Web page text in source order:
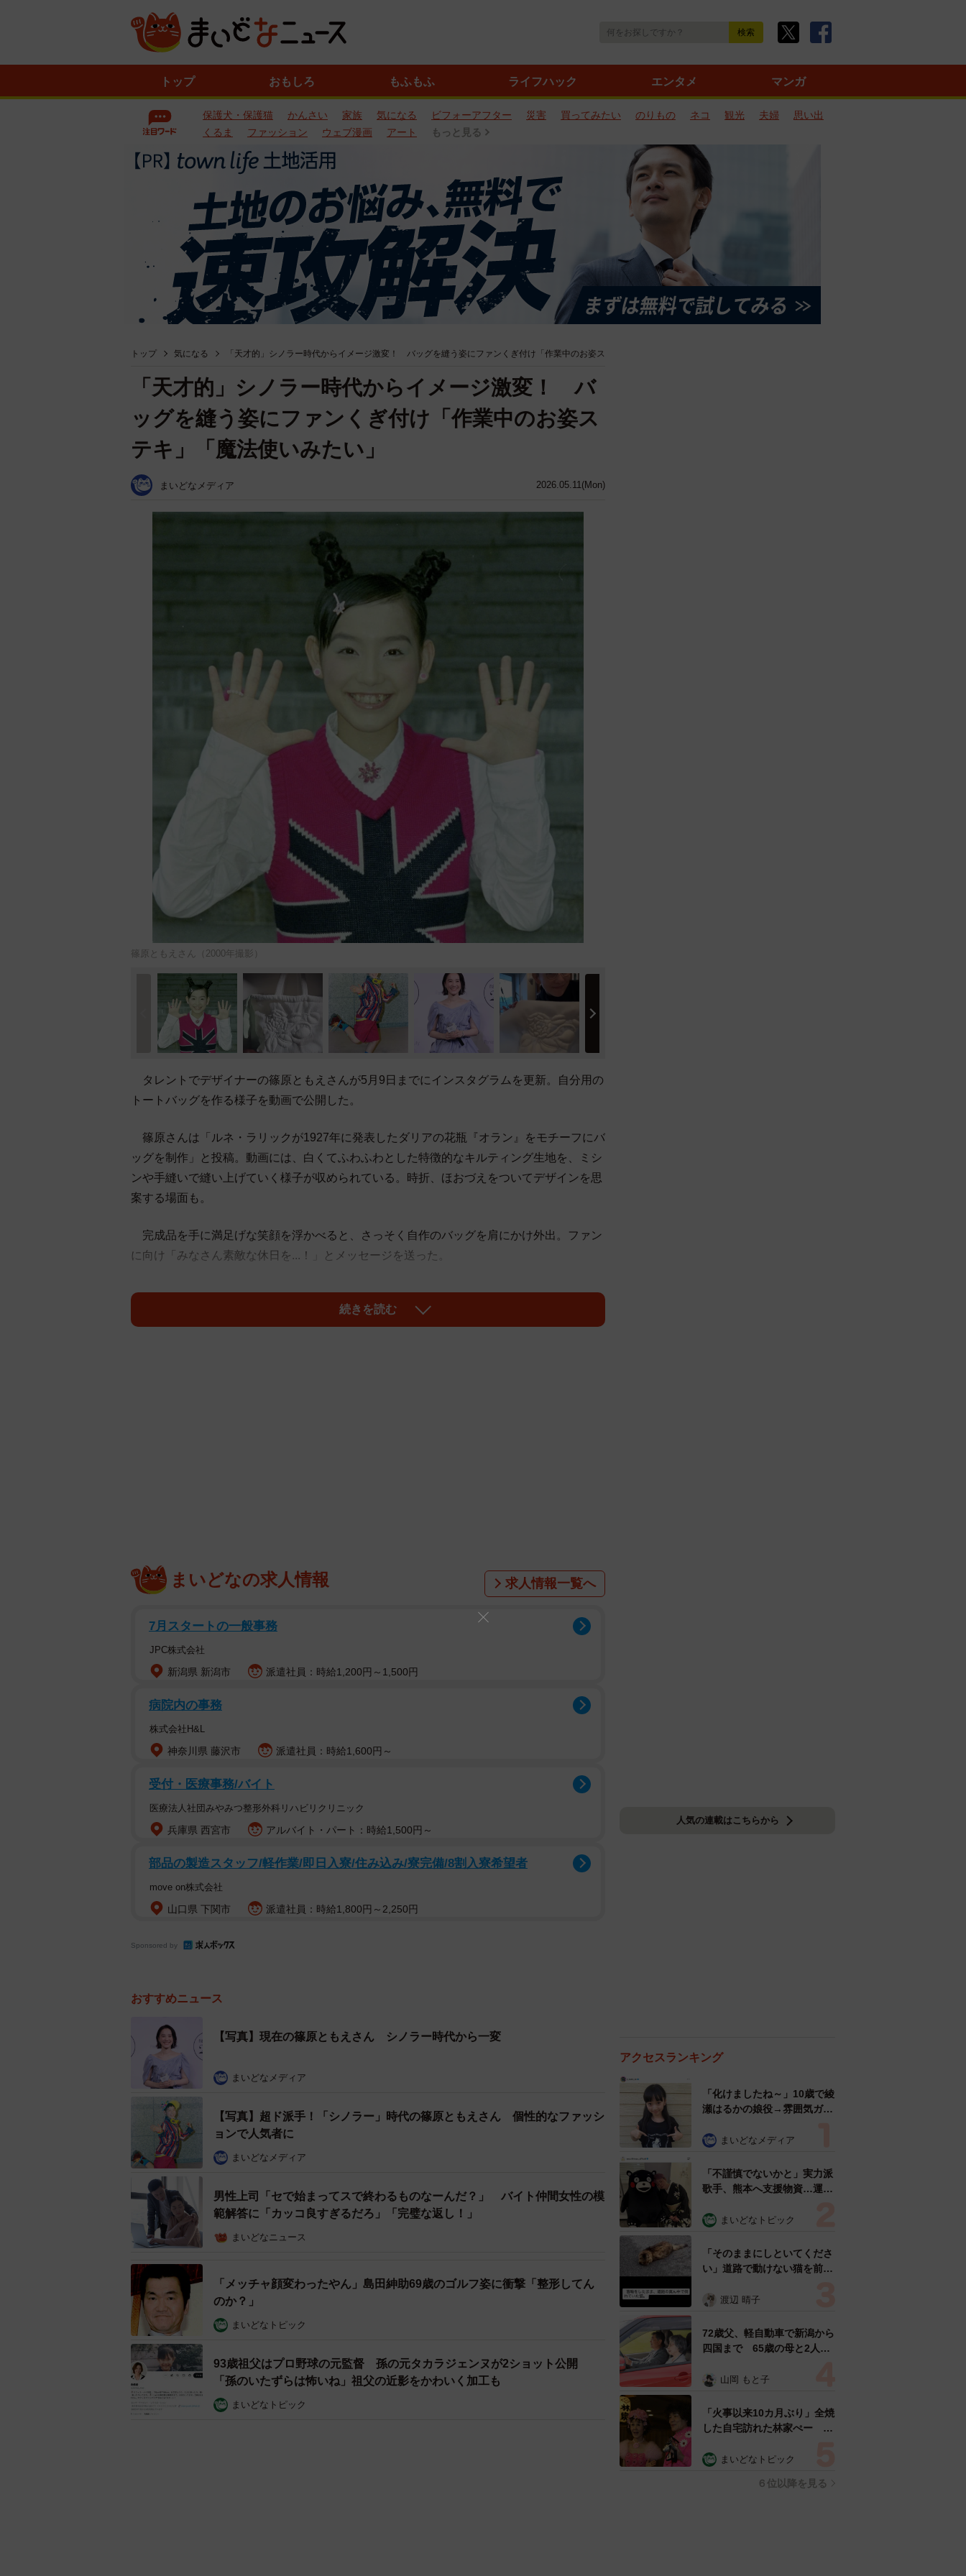
トップ おもしろ もふもふ ライフハック エンタメ マンガ
保護犬・保護猫 かんさい 家族 気になる ビフォーアフター 災害 買ってみたい のりもの ネコ 観光 夫婦
思い出
くるま
ファッション ウェブ漫画 アート もっと見る
トップ 気になる 「天才的」シノラー時代からイメージ激変！ バッグを縫う姿にファンくぎ付け「作業中のお姿ス
2026.05.11(Mon)
「天才的」シノラー時代からイメージ激変！ バ
ッグを縫う姿にファンくぎ付け「作業中のお姿ス
テキ」「魔法使いみたい」
まいどなメディア
篠原ともえさん（2000年撮影）
タレントでデザイナーの篠原ともえさんが5月9日までにインスタグラムを更新。自分用の
トートバッグを作る様子を動画で公開した。
篠原さんは「ルネ・ラリックが1927年に発表したダリアの花瓶『オラン』をモチーフにバ
ッグを制作」と投稿。動画には、白くてふわふわとした特徴的なキルティング生地を、ミシ
ンや手縫いで縫い上げていく様子が収められている。時折、ほおづえをついてデザインを思
案する場面も。
完成品を手に満足げな笑顔を浮かべると、 さっそく 自作のバッグを肩にかけ外出。
ファン
に向け「 みなさん素敵な休日を...！」とメッセージを送った。
SNSでは「天才的で本当に好き」「ともえさんの作品は本当に素敵」「魔法使いみたい」
「作業中のお姿ステキ」「この立体をどう計算して作っておられるのか不思議です」などの
続きを読む
まいどなの求人情報 求人情報一覧へ
7月スタートの一般事務
JPC株式会社
新潟県 新潟市 派遣社員：時給1,200円～1,500円
病院内の事務
株式会社H&L
神奈川県 藤沢市 派遣社員：時給1,600円～
受付・医療事務/バイト
医療法人社団みやみつ整形外科リハビリクリニック
兵庫県 西宮市 アルバイト・パート：時給1,500円～
部品の製造スタッフ/軽作業/即日入寮/住み込み/寮完備/8割入寮希望者
move on株式会社
山口県 下関市 派遣社員：時給1,800円～2,250円
Sponsored by
おすすめニュース
【写真】現在の篠原ともえさん シノラー時代から一変
まいどなメディア
【写真】超ド派手！「シノラー」時代の篠原ともえさん 個性的なファッシ
ョンで人気者に
まいどなメディア
男性上司「セで始まってスで終わるものなーんだ？」 バイト仲間女性の模
範解答に「カッコ良すぎるだろ」「完璧な返し！」
まいどなニュース
「メッチャ顔変わったやん」島田紳助69歳のゴルフ姿に衝撃「整形してん
のか？」
まいどなトピック
93歳祖父はプロ野球の元監督 孫の元タカラジェンヌが2ショット公開
「孫のいたずらは怖いね」祖父の近影をかわいく加工も
まいどなトピック
人気の連載はこちらから
アクセスランキング
「化けましたね～」10歳で綾
瀬はるかの娘役→雰囲気ガラ
雰囲気が」「宝塚に入れそ
まいどなメディア
「不謹慎でないかと」実力派
歌手、熊本へ支援物資…運搬
めらい 「痛いほど伝わる」
まいどなトピック
「そのままにしといてくださ
い」道路で動けない猫を前に
ようとした4日間 「命の重
表の訴え
渡辺 晴子
72歳父、軽自動車で新潟から
四国まで 65歳の母と2人で
憩まで分刻み… 「大学生で
山岡 もと子
「火事以来10カ月ぶり」全焼
した自宅訪れた林家ぺー 内
ン状態の部屋に呆然
まいどなトピック
６位以降を見る